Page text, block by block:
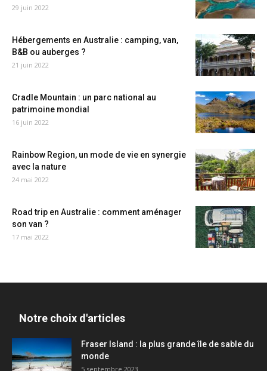
29 juin 2022
Hébergements en Australie : camping, van,
B&B ou auberges ?
21 juin 2022
Cradle Mountain : un parc national au
patrimoine mondial
16 juin 2022
Rainbow Region, un mode de vie en synergie
avec la nature
24 mai 2022
Road trip en Australie : comment aménager
son van ?
17 mai 2022
Notre choix d'articles
Fraser Island : la plus grande île de sable du
monde
5 septembre 2023